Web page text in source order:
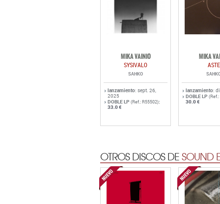
MIKA VAINIO
SYSIVALO
SAHKO
lanzamiento: sept. 26,
2025
DOBLE LP (Ref.: R55502):
33.0 €
MIKA
ASTE
lanzamiento:
DOBLE LP
30.0 €
OTROS DISCOS DESOUND